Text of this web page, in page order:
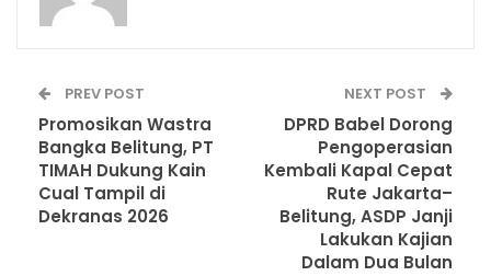
PREV POST
Promosikan Wastra
Bangka Belitung, PT
TIMAH Dukung Kain
Cual Tampil di
Dekranas 2026
NEXT POST
DPRD Babel Dorong
Pengoperasian
Kembali Kapal Cepat
Rute Jakarta–
Belitung, ASDP Janji
Lakukan Kajian
Dalam Dua Bulan